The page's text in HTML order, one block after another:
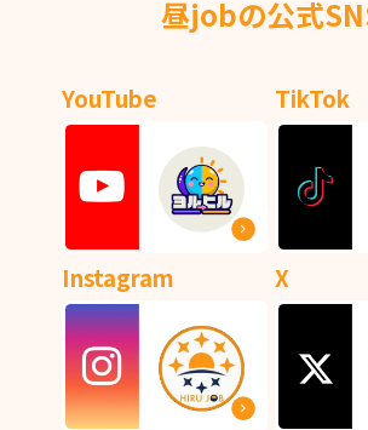
昼jobの公式
YouTube TikTok
Instagram X